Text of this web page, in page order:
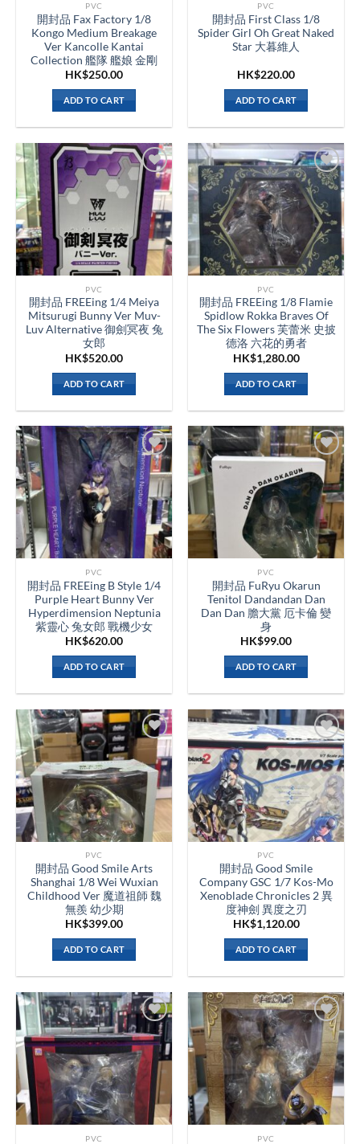
PVC
開封品 Fax Factory 1/8
Kongo Medium Breakage
Ver Kancolle Kantai
Collection 艦隊 艦娘 金剛
HK$250.00
ADD TO CART
PVC
開封品 First Class 1/8
Spider Girl Oh Great Naked
Star 大暮維人
HK$220.00
ADD TO CART
PVC
開封品 FREEing 1/4 Meiya
Mitsurugi Bunny Ver Muv-
Luv Alternative 御劍冥夜 兔
女郎
HK$520.00
ADD TO CART
PVC
開封品 FREEing 1/8 Flamie
Spidlow Rokka Braves Of
The Six Flowers 芙蕾米 史披
德洛 六花的勇者
HK$1,280.00
ADD TO CART
PVC
開封品 FREEing B Style 1/4
Purple Heart Bunny Ver
Hyperdimension Neptunia
紫靈心 兔女郎 戰機少女
HK$620.00
ADD TO CART
PVC
開封品 FuRyu Okarun
Tenitol Dandandan Dan
Dan Dan 膽大黨 厄卡倫 變
身
HK$99.00
ADD TO CART
PVC
開封品 Good Smile Arts
Shanghai 1/8 Wei Wuxian
Childhood Ver 魔道祖師 魏
無羨 幼少期
HK$399.00
ADD TO CART
PVC
開封品 Good Smile
Company GSC 1/7 Kos-Mo
Xenoblade Chronicles 2 異
度神劍 異度之刃
HK$1,120.00
ADD TO CART
PVC PVC